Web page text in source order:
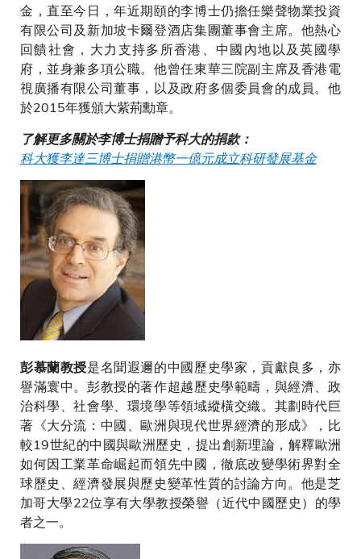
金，直至今日，年近期頤的李博士仍擔任樂聲物業投資
有限公司及新加坡卡爾登酒店集團董事會主席。他熱心
回饋社會，大力支持多所香港、中國內地以及英國學
府，並身兼多項公職。他曾任東華三院副主席及香港電
視廣播有限公司董事，以及政府多個委員會的成員。他
於2015年獲頒大紫荊勳章。
了解更多關於李博士捐贈予科大的捐款：
科大獲李達三博士捐贈港幣一億元成立科研發展基金
彭慕蘭教授是名聞遐邇的中國歷史學家，貢獻良多，亦
譽滿寰中。彭教授的著作超越歷史學範疇，與經濟、政
治科學、社會學、環境學等領域縱橫交織。其劃時代巨
著《大分流：中國、歐洲與現代世界經濟的形成》，比
較19世紀的中國與歐洲歷史，提出創新理論，解釋歐洲
如何因工業革命崛起而領先中國，徹底改變學術界對全
球歷史、經濟發展與歷史變革性質的討論方向。他是芝
加哥大學22位享有大學教授榮譽（近代中國歷史）的學
者之一。